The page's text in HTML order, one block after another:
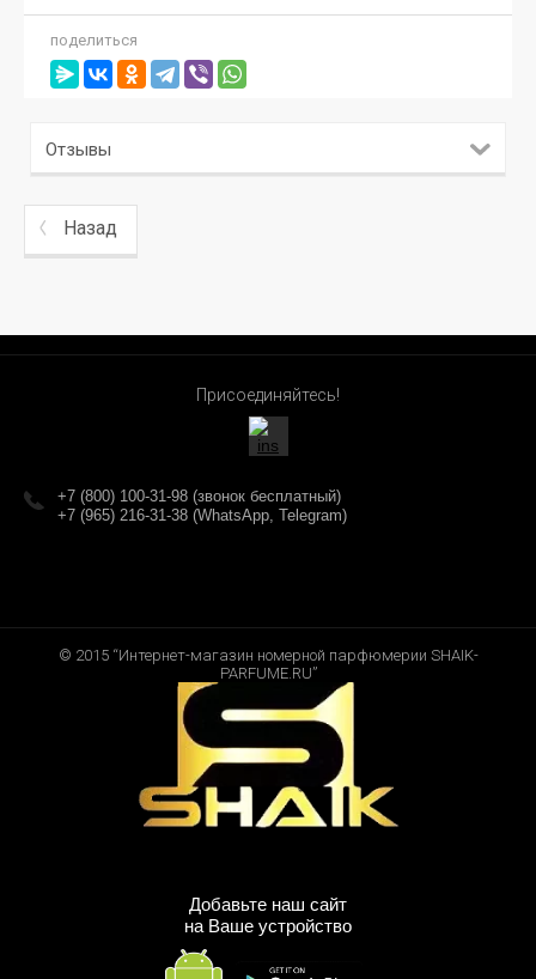
поделиться
Отзывы
Назад
Присоединяйтесь!
+7 (800) 100-31-98 (звонок бесплатный)
+7 (965) 216-31-38 (WhatsApp, Telegram)
© 2015 “Интернет-магазин номерной парфюмерии SHAIK-
PARFUME.RU”
Добавьте наш сайт
на Ваше устройство